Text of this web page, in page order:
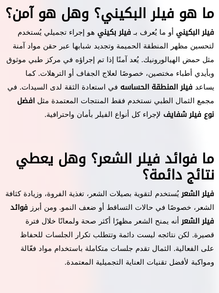
ما هو فيلر البكيني؟ وهل هو آمن؟
فيلر البكيني أو ما يُعرف بـفيلر بكيني هو إجراء تجميلي يُستخدم
لتحسين مظهر المنطقة الحميمة وتجديد شبابها عبر حقن مواد آمنة
مثل حمض الهيالورونيك. يُعد آمنًا إذا تم إجراؤه في مركز طبي موثوق
وبأيدي أطباء مختصين، خصوصًا لعلاج الجفاف أو الترهلات. كما
يساعد فيلر المنطقة الحساسه في استعادة الثقة لدى السيدات. في
مجمع الثمال الطبي نستخدم فقط المنتجات المعتمدة مثل افضل
نوع فيلر شفايف لإجراء كل أنواع الفيلر بأمان واحترافية.
ما فوائد فيلر الشعر؟ وهل يعطي
نتائج دائمة؟
فيلر الشعريُستخدم لتقوية بصيلات الشعر، تغذية الفروة، وزيادة كثافة
الشعر، خصوصًا في حالات التساقط أو ضعف النمو. ومن أبرزفوائد
فيلر الشعرأنه يمنح الشعر مظهرًا أكثر صحة ولمعانًا خلال فترة
قصيرة. لكن نتائجه ليست دائمة وتتطلب تكرار الجلسات للحفاظ
على الفعالية. الثمال تقدم جلسات متكاملة باستخدام مواد فعّالة
ومواكبة لأفضل تقنيات العناية التجميلية المعتمدة.